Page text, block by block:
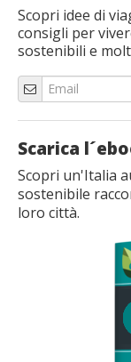
Scopri idee di
consigli per
sostenibili e
Scarica
Scopri un'Italia
sostenibile
loro città.